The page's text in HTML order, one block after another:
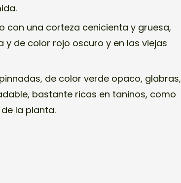
con una corteza cenicienta y gruesa,
y de color rojo oscuro y en las viejas
de color verde opaco, glabras,
bastante ricas en taninos, como
la planta.